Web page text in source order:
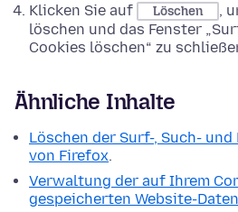
Klicken Sie auf Löschen
,
löschen und das Fenster
Cookies löschen“ zu
Ähnliche Inhalte
Löschen der Surf-, Such-
von Firefox.
Verwaltung der auf Ihrem
gespeicherten Website-Daten